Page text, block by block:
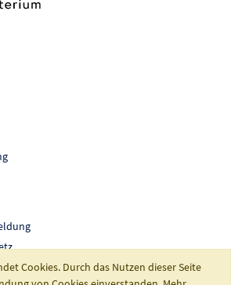
Cookies. Durch das Nutzen dieser Seite